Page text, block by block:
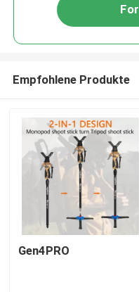
Empfohlene Produkte
Gen4PRO